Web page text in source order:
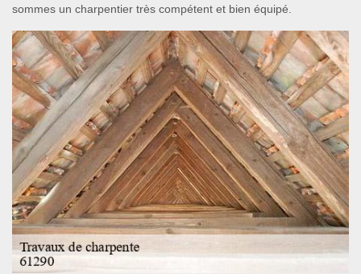
sommes un charpentier très compétent et bien équipé.